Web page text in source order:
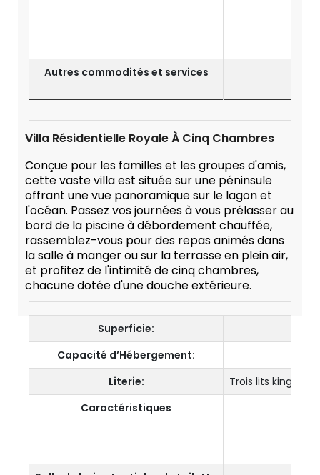
Autres commodités et services
Villa Résidentielle Royale À Cinq Chambres
Conçue pour les familles et les groupes d'amis,
cette vaste villa est située sur une péninsule
offrant une vue panoramique sur le lagon et
l'océan. Passez vos journées à vous prélasser au
bord de la piscine à débordement chauffée,
rassemblez-vous pour des repas animés dans
la salle à manger ou sur la terrasse en plein air,
et profitez de l'intimité de cinq chambres,
chacune dotée d'une douche extérieure.
Superficie:
Capacité d’Hébergement:
Literie:
Trois lits king et
Caractéristiques